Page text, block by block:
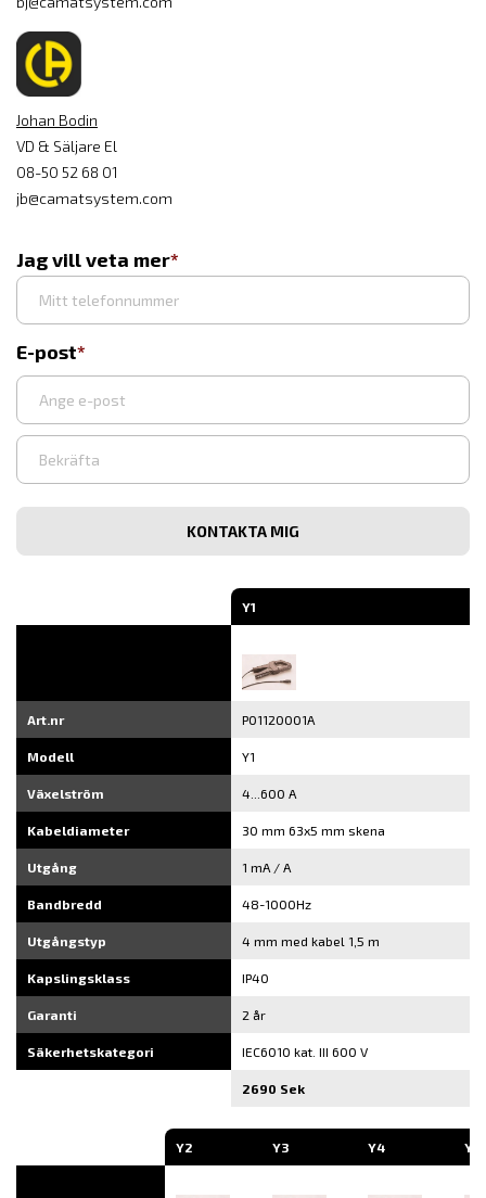
Johan Bodin
VD & Säljare El
08-50 52 68 01
jb@camatsystem.com
Jag vill veta mer
E-post
Ange
e-
Bekräfta
post
Y1
Art.nr P01120001A
Modell Y1
Växelström 4...600 A
Kabeldiameter 30 mm 63x5 mm skena
Utgång 1 mA / A
Bandbredd 48-1000Hz
Utgångstyp 4 mm med kabel 1,5 m
Kapslingsklass IP40
Garanti 2 år
Säkerhetskategori IEC6010 kat. III 600 V
2690 Sek
Y2 Y3 Y4 Y7